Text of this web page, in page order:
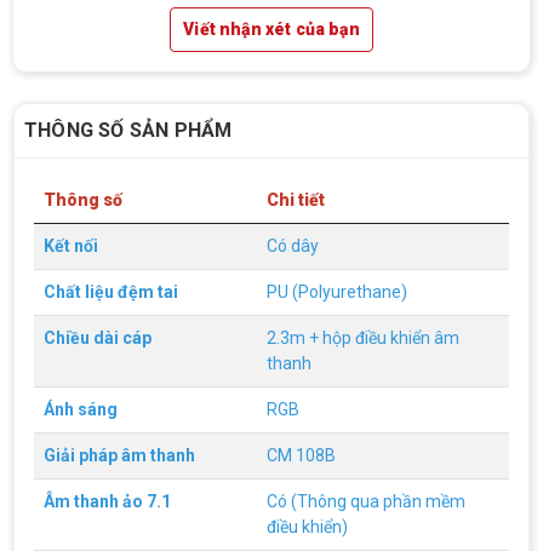
Viết nhận xét của bạn
THÔNG SỐ SẢN PHẨM
Thông số Chi tiết
Kết nối Có dây
Chất liệu đệm tai PU (Polyurethane)
Chiều dài cáp
2.3m + hộp điều khiển âm
thanh
Ánh sáng RGB
Giải pháp âm thanh CM 108B
Âm thanh ảo 7.1
Có (Thông qua phần mềm
điều khiển)
Top 18 tựa game PC huyền thoại gắn liền
năm 2000
Top 18 tựa game PC huyền thoại gắn liền với tuổi
Hãng ASRock Công Bố 2 dòng Card Đồ